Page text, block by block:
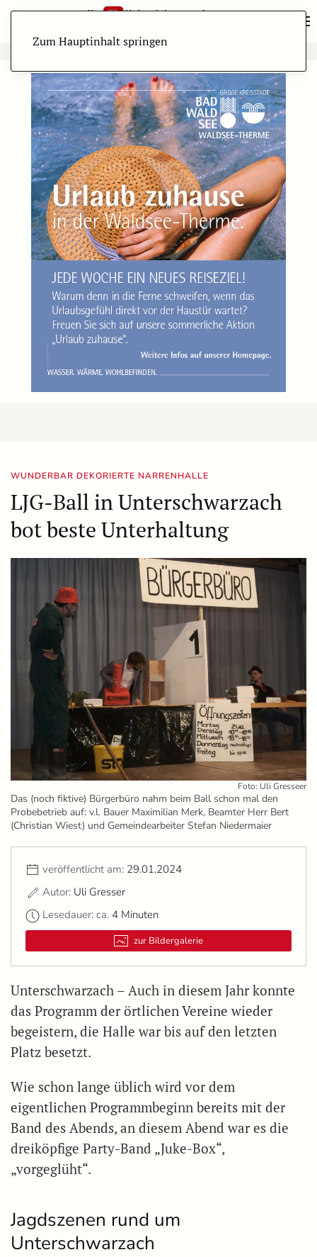
Zum Hauptinhalt springen
WUNDERBAR DEKORIERTE NARRENHALLE
LJG-Ball in Unterschwarzach
bot beste Unterhaltung
Foto: Uli Gresseer
Das (noch fiktive) Bürgerbüro nahm beim Ball schon mal den
Probebetrieb auf: v.l. Bauer Maximilian Merk, Beamter Herr Bert
(Christian Wiest) und Gemeindearbeiter Stefan Niedermaier
veröffentlicht am: 29.01.2024
Autor: Uli Gresser
Lesedauer: ca. 4 Minuten
zur Bildergalerie
Unterschwarzach – Auch in diesem Jahr konnte
das Programm der örtlichen Vereine wieder
begeistern, die Halle war bis auf den letzten
Platz besetzt.
Wie schon lange üblich wird vor dem
eigentlichen Programmbeginn bereits mit der
Band des Abends, an diesem Abend war es die
dreiköpfige Party-Band „Juke-Box“,
„vorgeglüht“.
Jagdszenen rund um
Unterschwarzach